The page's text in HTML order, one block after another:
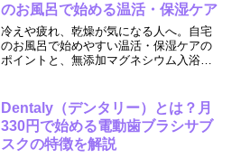
のお風呂で始める温活・保湿ケア
冷えや疲れ、乾燥が気になる人へ。自宅
のお風呂で始めやすい温活・保湿ケアの
ポイントと、無添加マグネシウム入浴剤
Dentaly（デンタリー）とは？月
330円で始める電動歯ブラシサブ
スクの特徴を解説